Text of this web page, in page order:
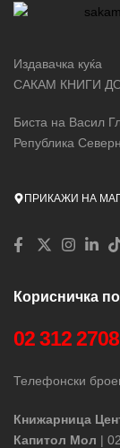
Издавачка куќа
САКАМ КНИГИ
Биста на Васил
Република
ПРИКАЖИ НА
Корисничка
02 312 2708
Телефонски
Книжарница
Капитол Мол |